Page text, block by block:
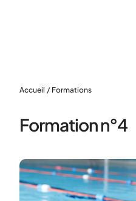
Accueil / Formations
Formation n°4